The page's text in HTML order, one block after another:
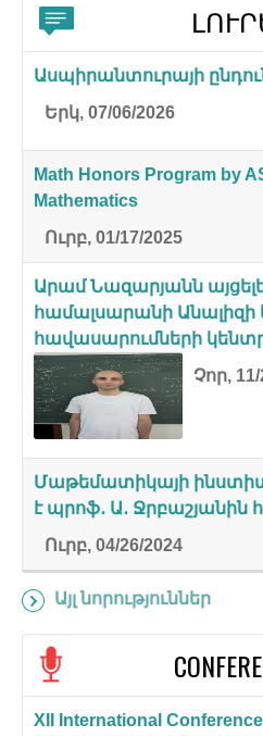
Ասպիրանտուրայի
Երկ, 07/06/2026
Math Honors Program by
Mathematics
Ուրբ, 01/17/2025
Արամ Նազարյանն
համալսարանի Անալիզի
հավասարումների
Չոր, 11/
Մաթեմատիկայի
է պրոֆ․ Ա․ Ջրբաշյանին
Ուրբ, 04/26/2024
Այլ նորություններ
XII International